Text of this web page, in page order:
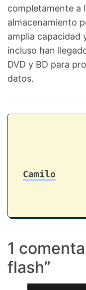
completamente a
almacenamiento
amplia capacidad
incluso han
DVD y BD para
datos.
Camilo
1
flash”